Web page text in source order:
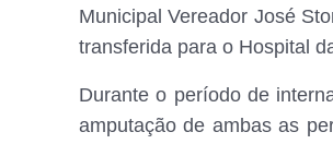
Municipal Vereador José
transferida para o Hospital
Durante o período de
amputação de ambas as